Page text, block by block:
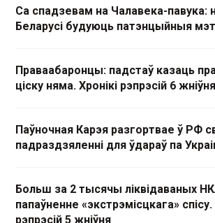
Са спадзевам на Чалавека-павука:
Беларусі будуюць патэнцыйныя
Праваабаронцы: падстаў казаць
ціску няма. Хронікі рэпрэсій 6 жніўня
Паўночная Карэя разгортвае ў РФ
падраздзяленні для ўдараў па
Больш за 2 тысячы ліквідаваных
папаўненне «экстрэмісцкага» спісу.
рэпрэсій 5 жніўня